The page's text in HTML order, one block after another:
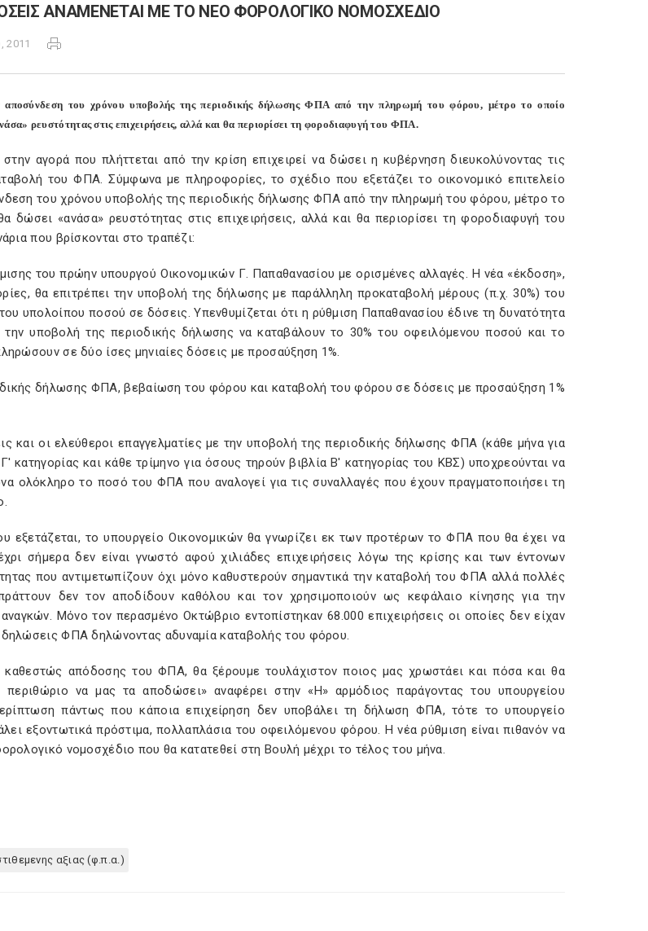
ΑΝΑΜΕΝΕΤΑΙ ΜΕ ΤΟ ΝΕΟ ΦΟΡΟΛΟΓΙΚΟ ΝΟΜΟΣΧΕΔΙΟ
2011
αποσύνδεση του χρόνου υποβολής της περιοδικής δήλωσης ΦΠΑ από την πληρωμή του φόρου, μέτρο το οποίο
ρευστότητας στις επιχειρήσεις, αλλά και θα περιορίσει τη φοροδιαφυγή του ΦΠΑ.
στην αγορά που πλήττεται από την κρίση επιχειρεί να δώσει η κυβέρνηση διευκολύνοντας τις
του ΦΠΑ. Σύμφωνα με πληροφορίες, το σχέδιο που εξετάζει το οικονομικό επιτελείο
του χρόνου υποβολής της περιοδικής δήλωσης ΦΠΑ από την πληρωμή του φόρου, μέτρο το
δώσει «ανάσα» ρευστότητας στις επιχειρήσεις, αλλά και θα περιορίσει τη φοροδιαφυγή του
που βρίσκονται στο τραπέζι:
του πρώην υπουργού Οικονομικών Γ. Παπαθανασίου με ορισμένες αλλαγές. Η νέα «έκδοση»,
θα επιτρέπει την υποβολή της δήλωσης με παράλληλη προκαταβολή μέρους (π.χ. 30%) του
υπολοίπου ποσού σε δόσεις. Υπενθυμίζεται ότι η ρύθμιση Παπαθανασίου έδινε τη δυνατότητα
την υποβολή της περιοδικής δήλωσης να καταβάλουν το 30% του οφειλόμενου ποσού και το
σε δύο ίσες μηνιαίες δόσεις με προσαύξηση 1%.
δήλωσης ΦΠΑ, βεβαίωση του φόρου και καταβολή του φόρου σε δόσεις με προσαύξηση 1%
και οι ελεύθεροι επαγγελματίες με την υποβολή της περιοδικής δήλωσης ΦΠΑ (κάθε μήνα για
κατηγορίας και κάθε τρίμηνο για όσους τηρούν βιβλία Β' κατηγορίας του ΚΒΣ) υποχρεούνται να
ολόκληρο το ποσό του ΦΠΑ που αναλογεί για τις συναλλαγές που έχουν πραγματοποιήσει τη
εξετάζεται, το υπουργείο Οικονομικών θα γνωρίζει εκ των προτέρων το ΦΠΑ που θα έχει να
σήμερα δεν είναι γνωστό αφού χιλιάδες επιχειρήσεις λόγω της κρίσης και των έντονων
που αντιμετωπίζουν όχι μόνο καθυστερούν σημαντικά την καταβολή του ΦΠΑ αλλά πολλές
δεν τον αποδίδουν καθόλου και τον χρησιμοποιούν ως κεφάλαιο κίνησης για την
Μόνο τον περασμένο Οκτώβριο εντοπίστηκαν 68.000 επιχειρήσεις οι οποίες δεν είχαν
δηλώσεις ΦΠΑ δηλώνοντας αδυναμία καταβολής του φόρου.
καθεστώς απόδοσης του ΦΠΑ, θα ξέρουμε τουλάχιστον ποιος μας χρωστάει και πόσα και θα
περιθώριο να μας τα αποδώσει» αναφέρει στην «Η» αρμόδιος παράγοντας του υπουργείου
πάντως που κάποια επιχείρηση δεν υποβάλει τη δήλωση ΦΠΑ, τότε το υπουργείο
εξοντωτικά πρόστιμα, πολλαπλάσια του οφειλόμενου φόρου. Η νέα ρύθμιση είναι πιθανόν να
νομοσχέδιο που θα κατατεθεί στη Βουλή μέχρι το τέλος του μήνα.
αξιας (φ.π.α.)